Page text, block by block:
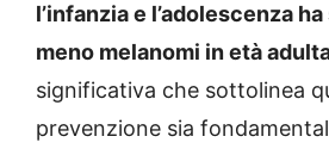
l’infanzia e l’adolescenza
meno melanomi in età
significativa che sottolinea
prevenzione sia